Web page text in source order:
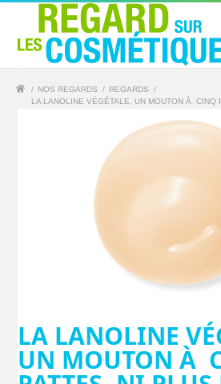
/ NOS REGARDS / REGARDS
/
LA LANOLINE VÉGÉTALE, UN MOUTON À CINQ
LA LANOLINE
UN MOUTON À